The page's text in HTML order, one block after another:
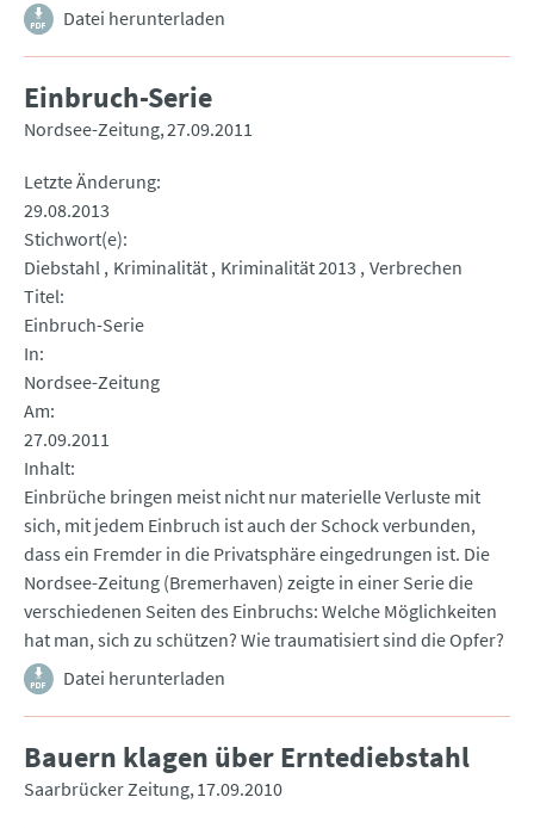
Datei herunterladen
Einbruch-Serie
Nordsee-Zeitung 27.09.2011
Letzte Änderung
29.08.2013
Stichwort(e)
Diebstahl Kriminalität Kriminalität 2013 Verbrechen
Titel
Einbruch-Serie
In
Nordsee-Zeitung
Am
27.09.2011
Inhalt
Einbrüche bringen meist nicht nur materielle Verluste mit
sich, mit jedem Einbruch ist auch der Schock verbunden,
dass ein Fremder in die Privatsphäre eingedrungen ist. Die
Nordsee-Zeitung (Bremerhaven) zeigte in einer Serie die
verschiedenen Seiten des Einbruchs: Welche Möglichkeiten
hat man, sich zu schützen? Wie traumatisiert sind die Opfer?
Datei herunterladen
Bauern klagen über Erntediebstahl
Saarbrücker Zeitung 17.09.2010